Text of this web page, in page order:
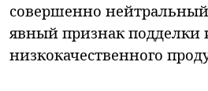
совершенно нейтральный
явный признак подделки
низкокачественного